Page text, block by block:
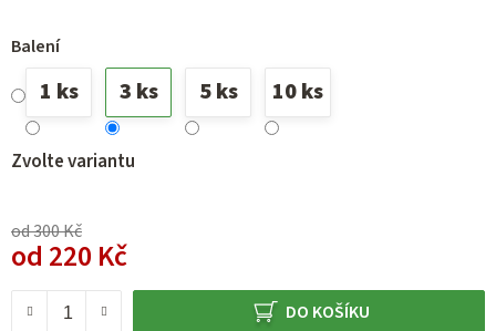
Balení
1 ks 3 ks 5 ks 10 ks
Zvolte variantu
od 300 Kč
od 220 Kč
DO KOŠÍKU